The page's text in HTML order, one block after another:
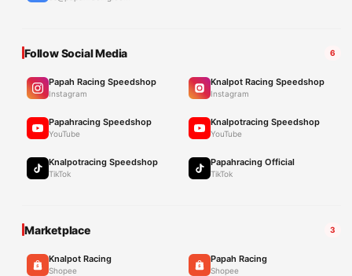
Follow Social Media 6
Papah Racing Speedshop
Instagram
Knalpot Racing Speedshop
Instagram
Papahracing Speedshop
YouTube
Knalpotracing Speedshop
YouTube
Knalpotracing Speedshop
TikTok
Papahracing Official
TikTok
Marketplace 3
Knalpot Racing
Shopee
Papah Racing
Shopee